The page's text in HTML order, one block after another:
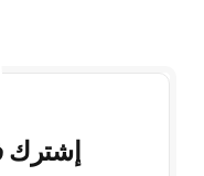
إشترك